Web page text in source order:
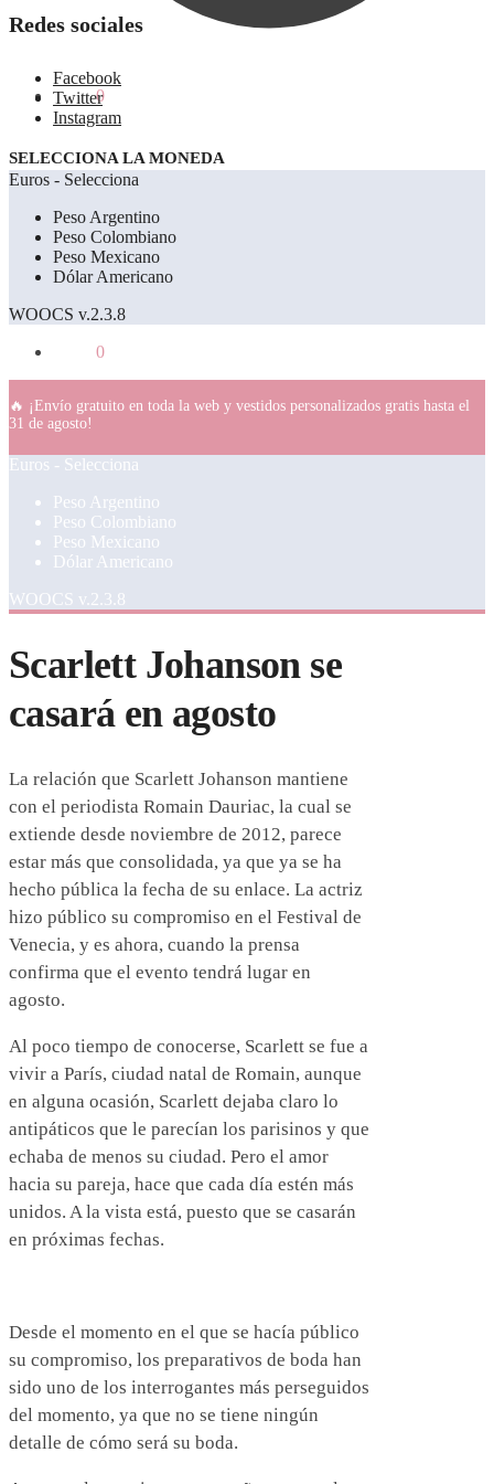
0.00€ 0
Redes sociales
Facebook
Twitter
Instagram
SELECCIONA LA MONEDA
Euros - Selecciona
Peso Argentino
Peso Colombiano
Peso Mexicano
Dólar Americano
WOOCS v.2.3.8
0
🔥 ¡Envío gratuito en toda la web y vestidos personalizados gratis hasta el
31 de agosto!
Euros - Selecciona
Peso Argentino
Peso Colombiano
Peso Mexicano
Dólar Americano
WOOCS v.2.3.8
Scarlett Johanson se
casará en agosto
La relación que Scarlett Johanson mantiene
con el periodista Romain Dauriac, la cual se
extiende desde noviembre de 2012, parece
estar más que consolidada, ya que ya se ha
hecho pública la fecha de su enlace. La actriz
hizo público su compromiso en el Festival de
Venecia, y es ahora, cuando la prensa
confirma que el evento tendrá lugar en
agosto.
Al poco tiempo de conocerse, Scarlett se fue a
vivir a París, ciudad natal de Romain, aunque
en alguna ocasión, Scarlett dejaba claro lo
antipáticos que le parecían los parisinos y que
echaba de menos su ciudad. Pero el amor
hacia su pareja, hace que cada día estén más
unidos. A la vista está, puesto que se casarán
en próximas fechas.
Desde el momento en el que se hacía público
su compromiso, los preparativos de boda han
sido uno de los interrogantes más perseguidos
del momento, ya que no se tiene ningún
detalle de cómo será su boda.